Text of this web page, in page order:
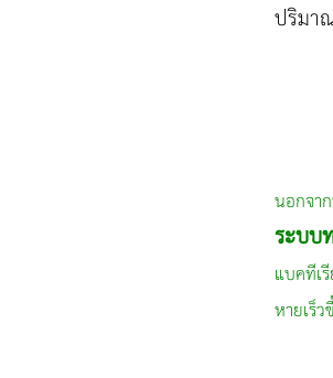
ปริมา
นอกจา
ระบบ
แบคทีเ
หายเร็